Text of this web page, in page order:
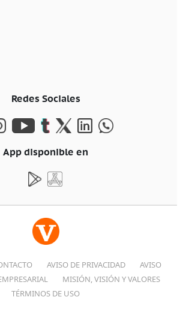
Redes Sociales
App disponible en
AVISO DE PRIVACIDAD
AVISO
MISIÓN, VISIÓN Y VALORES
TÉRMINOS DE USO